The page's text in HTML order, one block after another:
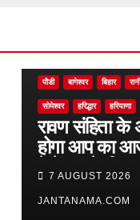
पौडी बागेश्वर बिहार
सोमेश्वर हरिद्धार हरियाणा
रावण संहिता
होगा आप का
देखें आपके लिए
खुशियां,
अवसर
7 AUGUST 2026
JANTANAMA.COM